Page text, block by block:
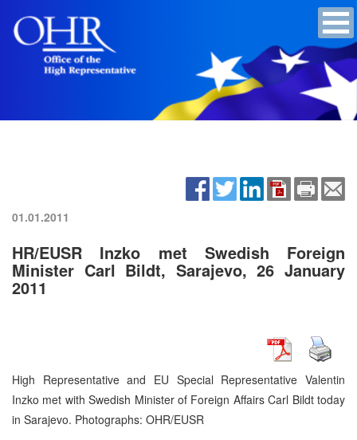
01.01.2011
HR/EUSR Inzko met Swedish Foreign
Minister Carl Bildt, Sarajevo, 26 January
2011
High Representative and EU Special Representative Valentin
Inzko met with Swedish Minister of Foreign Affairs Carl Bildt today
in Sarajevo. Photographs: OHR/EUSR